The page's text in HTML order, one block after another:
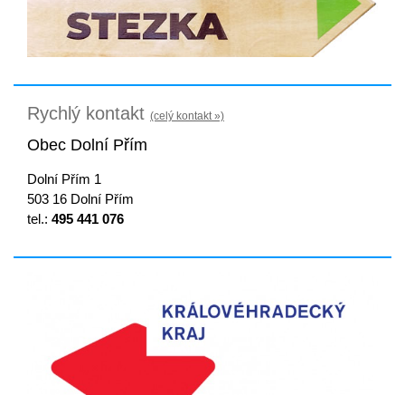
Rychlý kontakt (celý kontakt »)
Obec Dolní Přím
Dolní Přím 1
503 16 Dolní Přím
tel.: 495 441 076